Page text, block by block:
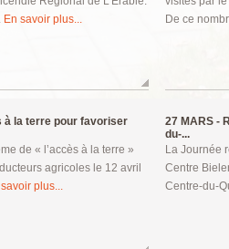
En savoir plus...
De ce
à la terre pour favoriser
de « l’accès à la terre »
agricoles le 12 avril
savoir plus...
27 MARS -
du-...
La Journée
Centre
Centre-du-